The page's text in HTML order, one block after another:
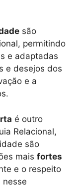
são
permitindo
e adaptadas
e desejos dos
e a
é outro
Relacional,
são
mais fortes
e o respeito
nesse